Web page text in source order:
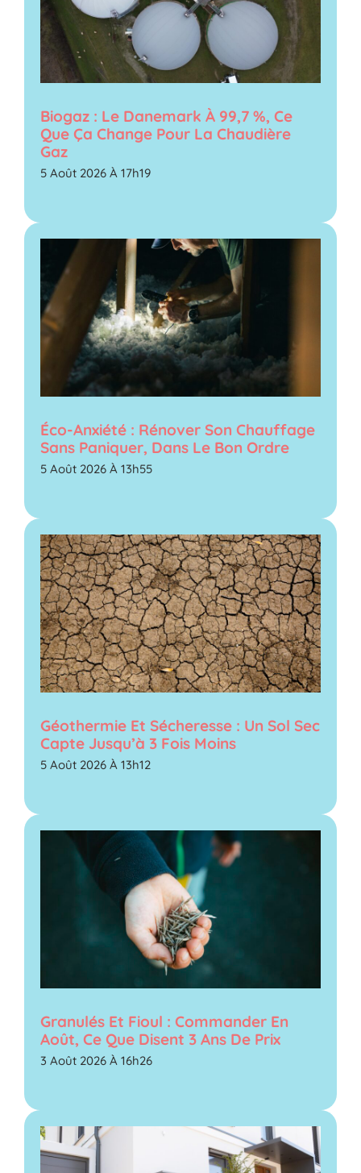
Biogaz : Le Danemark À 99,7 %, Ce
Que Ça Change Pour La Chaudière
Gaz
5 Août 2026 À 17h19
Éco-Anxiété : Rénover Son Chauffage
Sans Paniquer, Dans Le Bon Ordre
5 Août 2026 À 13h55
Géothermie Et Sécheresse : Un Sol Sec
Capte Jusqu’à 3 Fois Moins
5 Août 2026 À 13h12
Granulés Et Fioul : Commander En
Août, Ce Que Disent 3 Ans De Prix
3 Août 2026 À 16h26